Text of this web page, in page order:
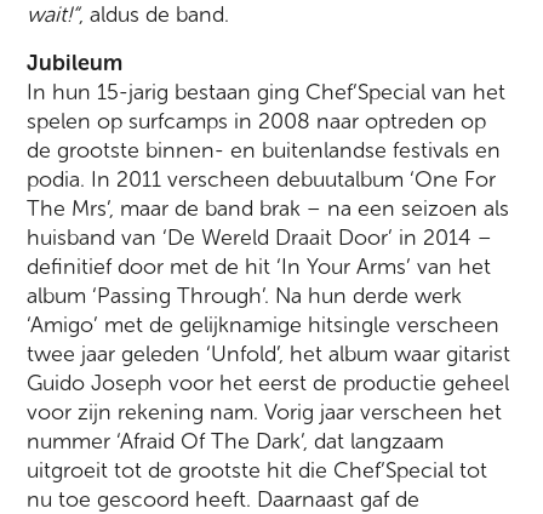
wait!“, aldus de band.
Jubileum
In hun 15-jarig bestaan ging Chef’Special van het
spelen op surfcamps in 2008 naar optreden op
de grootste binnen- en buitenlandse festivals en
podia. In 2011 verscheen debuutalbum ‘One For
The Mrs’, maar de band brak – na een seizoen als
huisband van ‘De Wereld Draait Door’ in 2014 –
definitief door met de hit ‘In Your Arms’ van het
album ‘Passing Through’. Na hun derde werk
‘Amigo’ met de gelijknamige hitsingle verscheen
twee jaar geleden ‘Unfold’, het album waar gitarist
Guido Joseph voor het eerst de productie geheel
voor zijn rekening nam. Vorig jaar verscheen het
nummer ‘Afraid Of The Dark’, dat langzaam
uitgroeit tot de grootste hit die Chef’Special tot
nu toe gescoord heeft. Daarnaast gaf de